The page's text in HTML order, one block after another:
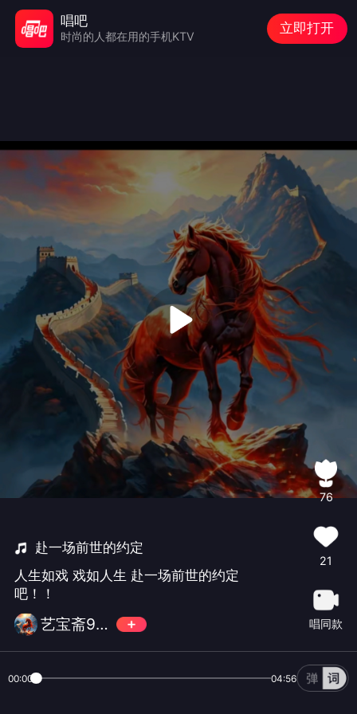
赴一场前世的约定
人生如戏 戏如人生 赴一场前世的约定
吧！！
艺宝斋946480
76
21
唱同款
00:00 04:56
唱吧
时尚的人都在用的手机KTV
立即打开